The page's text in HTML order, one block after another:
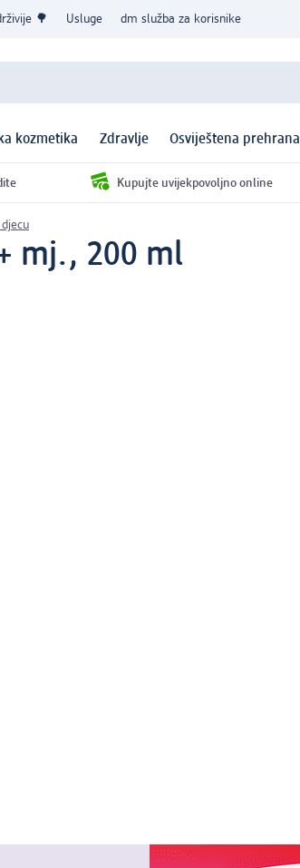
🌳 Usluge dm služba za korisnike
kozmetika Zdravlje Osviještena prehrana
Kupujte uvijekpovoljno online
mj., 200 ml